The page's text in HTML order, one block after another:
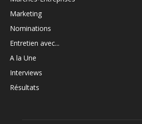
Marketing
Nominations
Entretien avec...
A la Une
Interviews
Résultats